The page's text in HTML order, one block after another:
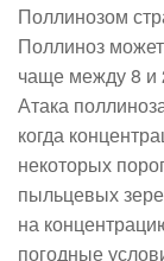
Поллинозом
Поллиноз
чаще между 8 и
Атака
когда
некоторых
пыльцевых
на
погодные